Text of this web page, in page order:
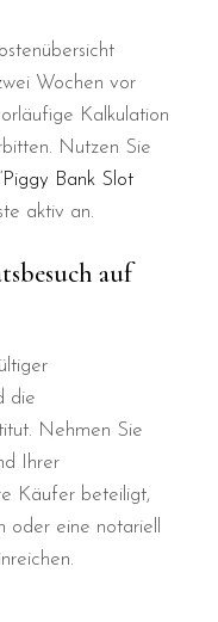
Wochen vor
Kalkulation
Nutzen Sie
Piggy Bank Slot
aktiv an.
auf
die
Nehmen Sie
Ihrer
Käufer beteiligt,
oder eine notariell